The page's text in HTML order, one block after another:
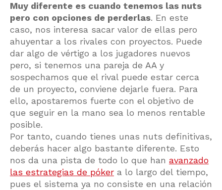
Muy diferente es cuando tenemos las nuts
pero con opciones de perderlas. En este
caso, nos interesa sacar valor de ellas pero
ahuyentar a los rivales con proyectos. Puede
dar algo de vértigo a los jugadores nuevos
pero, si tenemos una pareja de AA y
sospechamos que el rival puede estar cerca
de un proyecto, conviene dejarle fuera. Para
ello, apostaremos fuerte con el objetivo de
que seguir en la mano sea lo menos rentable
posible.
Por tanto, cuando tienes unas nuts definitivas,
deberás hacer algo bastante diferente. Esto
nos da una pista de todo lo que han avanzado
las estrategias de póker a lo largo del tiempo,
pues el sistema ya no consiste en una relación